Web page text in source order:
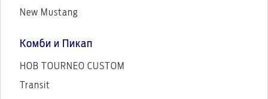
New Mustang
Комби и Пикап
НОВ TOURNEO CUSTOM
Transit